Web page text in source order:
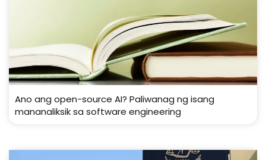
Ano ang open-source AI? Paliwanag ng isang
mananaliksik sa software engineering